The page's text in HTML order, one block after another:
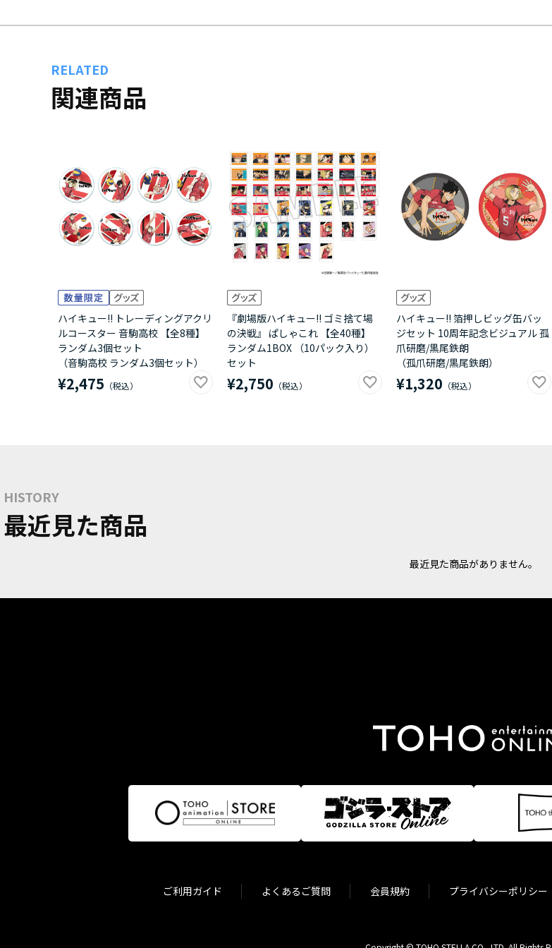
RELATED
関連商品
ハイキュー!! トレーディングアクリ
ルコースター 音駒高校 【全8種】
ランダム3個セット
（音駒高校 ランダム3個セット）
¥2,475
『劇場版ハイキュー!! ゴミ捨て場
の決戦』 ぱしゃこれ 【全40種】
ランダム1BOX （10パック入り）
セット
¥2,750
ハイキュー!! 箔押しビッグ缶バッ
ジセット 10周年記念ビジュアル 孤
爪研磨/黒尾鉄朗
（孤爪研磨/黒尾鉄朗）
¥1,320
HISTORY
最近見た商品
最近見た商品がありません。
ご利用ガイド よくあるご質問 会員規約 プライバシーポリシー